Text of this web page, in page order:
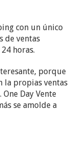
con un único
de ventas
horas.
porque
la propias ventas
Day Vente
se amolde a